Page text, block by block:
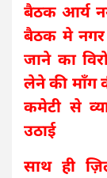
बैठक आर्य
बैठक मे नगर
जाने का
लेने की माँग
कमेटी से
उठाई
साथ ही